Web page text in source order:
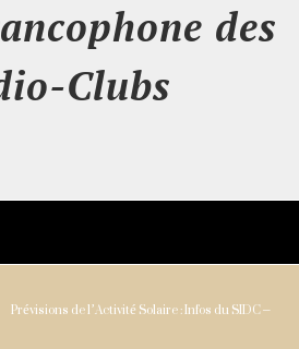
des
Clubs
Prévisions de l’Activité Solaire : Infos du SIDC –